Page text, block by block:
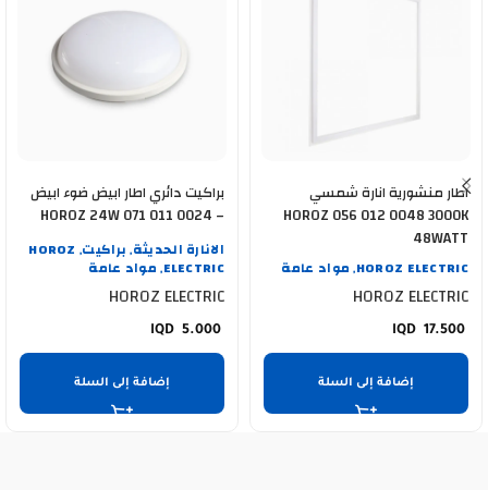
اطار منشورية انارة شمسي
HOROZ 056 012 0048 3000K
48WATT
HOROZ ELECTRIC
, مواد عامة
HOROZ ELECTRIC
17.500
إضافة إلى السلة
براكيت دائري اطار ابيض ضوء ابيض
HOROZ 24W 071 011 0024 –
400 002 0128
الانارة الحديثة, براكيت,
HOROZ
ELECTRIC
, مواد عامة
HOROZ ELECTRIC
5.000
إضافة إلى السلة